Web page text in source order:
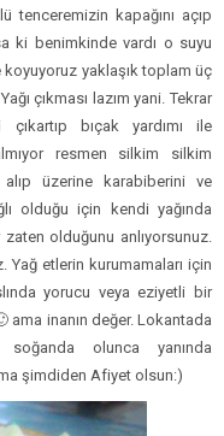
kapağını açıp
ki benimkinde vardı o suyu
yaklaşık toplam üç
çıkması lazım yani. Tekrar
çıkartıp bıçak yardımı ile
resmen silkim silkim
üzerine karabiberini ve
olduğu için kendi yağında
olduğunu anlıyorsunuz.
Yağ etlerin kurumamaları için
yorucu veya eziyetli bir
inanın değer. Lokantada
olunca yanında
şimdiden Afiyet olsun:)